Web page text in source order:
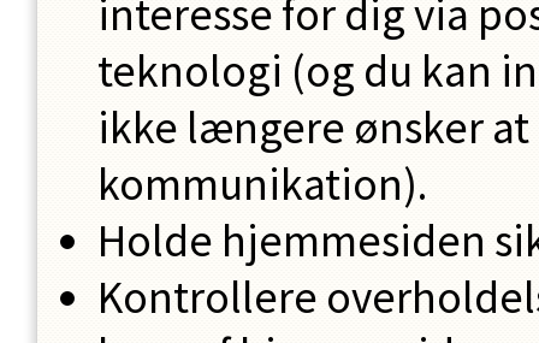
interesse for dig via
teknologi (og du kan
ikke længere ønsker
kommunikation).
Holde hjemmesiden
Kontrollere